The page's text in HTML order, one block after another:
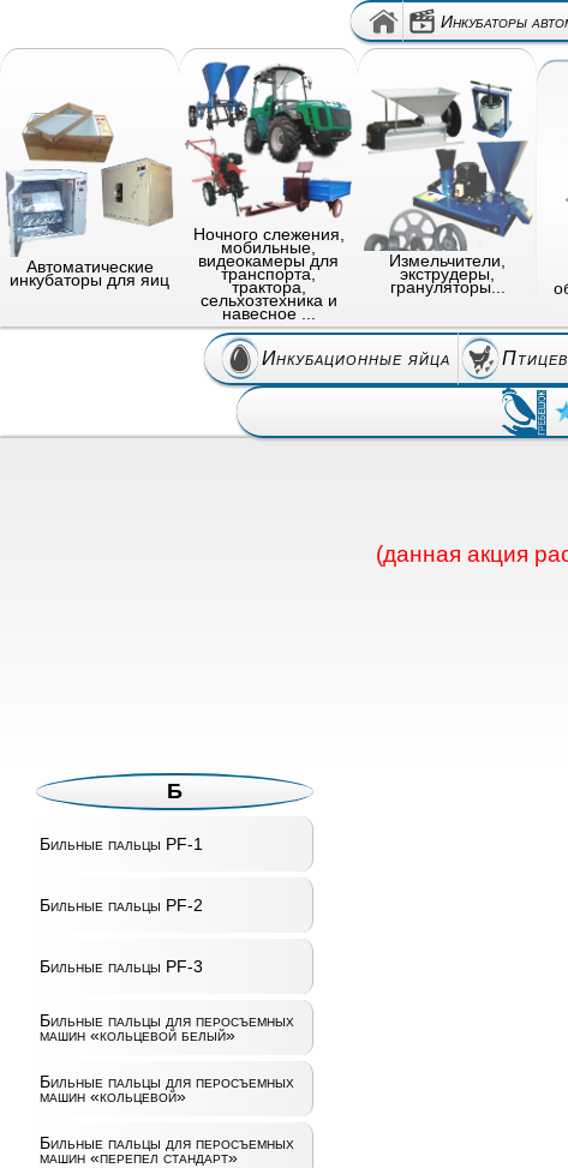
Инкубаторы
Автоматические
инкубаторы для яиц
Ночного слежения,
мобильные,
видеокамеры для
транспорта,
трактора,
сельхозтехника и
навесное ...
Измельчители,
экструдеры,
грануляторы...
Инкубационные яйца
(данная акция
Б
Бильные пальцы PF-1
Бильные пальцы PF-2
Бильные пальцы PF-3
Бильные пальцы для перосъемных
машин «кольцевой белый»
Бильные пальцы для перосъемных
машин «кольцевой»
Бильные пальцы для перосъемных
машин «перепел стандарт»